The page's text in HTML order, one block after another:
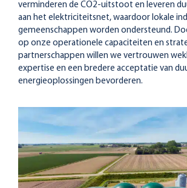
verminderen de CO2-uitstoot en leveren
aan het elektriciteitsnet, waardoor lokale
gemeenschappen worden ondersteund.
op onze operationele capaciteiten en
partnerschappen willen we vertrouwen
expertise en een bredere acceptatie van
energieoplossingen bevorderen.